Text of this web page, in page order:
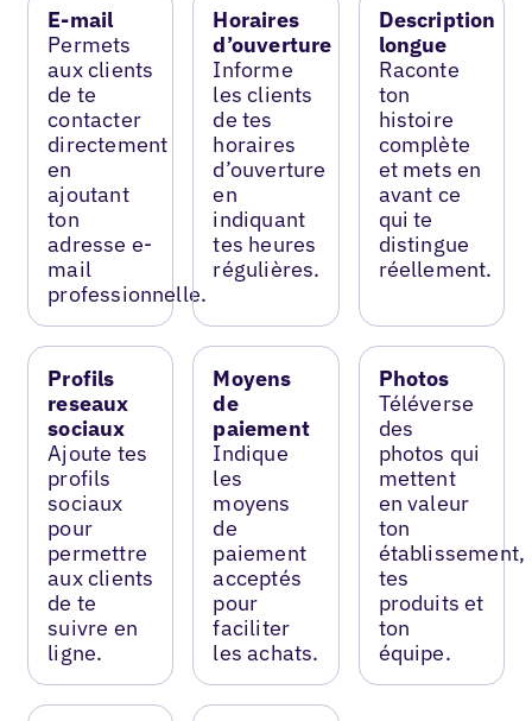
E-mail
Permets
aux clients
de te
contacter
directement
en
ajoutant
ton
adresse e-
mail
professionnelle.
Horaires
d’ouverture
Informe
les clients
de tes
horaires
d’ouverture
en
indiquant
tes heures
régulières.
Description
longue
Raconte
ton
histoire
complète
et mets en
avant ce
qui te
distingue
réellement.
Profils
reseaux
sociaux
Ajoute tes
profils
sociaux
pour
permettre
aux clients
de te
suivre en
ligne.
Moyens
de
paiement
Indique
les
moyens
de
paiement
acceptés
pour
faciliter
les achats.
Photos
Téléverse
des
photos qui
mettent
en valeur
ton
établissement,
tes
produits et
ton
équipe.